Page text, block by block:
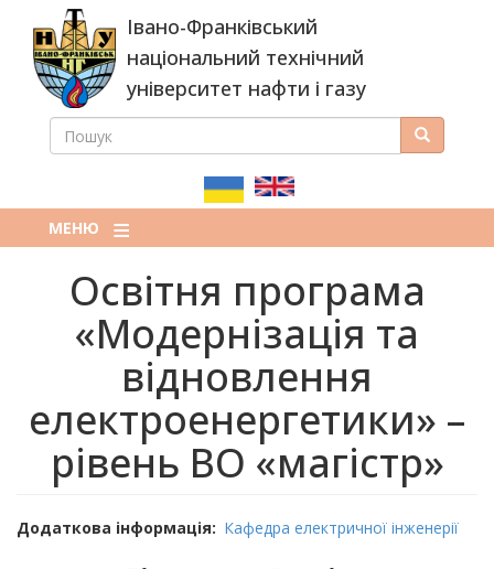
основного
вмісту
Івано-Франківський
національний технічний
університет нафти і газу
ПОШУКОВА
ПОШУК Пошук
МЕНЮ
Освітня програма
«Модернізація та
відновлення
електроенергетики» –
рівень ВО «магістр»
Додаткова інформація Кафедра електричної інженерії